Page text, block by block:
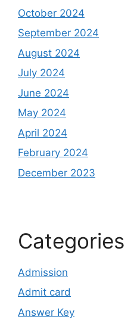
October 2024
September 2024
August 2024
July 2024
June 2024
May 2024
April 2024
February 2024
December 2023
Categories
Admission
Admit card
Answer Key